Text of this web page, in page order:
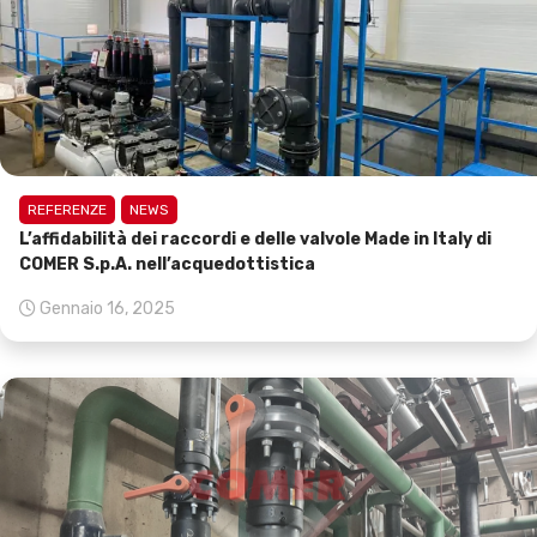
REFERENZE NEWS
L’affidabilità dei raccordi e delle valvole Made in Italy di
COMER S.p.A. nell’acquedottistica
Gennaio 16, 2025